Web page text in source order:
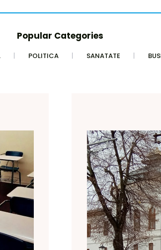
Popular Categories
POLITICA SANATATE